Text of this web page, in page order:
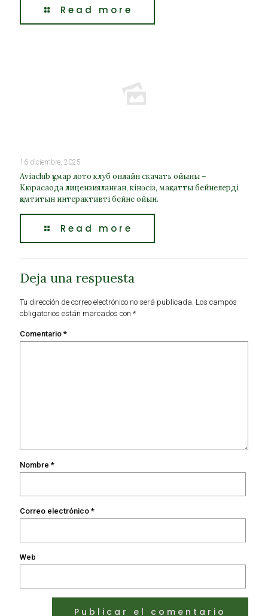
Read more
16 diciembre, 2025
Aviaclub құмар лото клуб онлайн скачать ойыны –
Кюрасаода лицензияланған, кінәсіз, мақсатты бейнелерді
қамтитын интерактивті бейне ойын.
Read more
Deja una respuesta
Tu dirección de correo electrónico no será publicada. Los campos
obligatorios están marcados con *
Comentario *
Nombre *
Correo electrónico *
Web